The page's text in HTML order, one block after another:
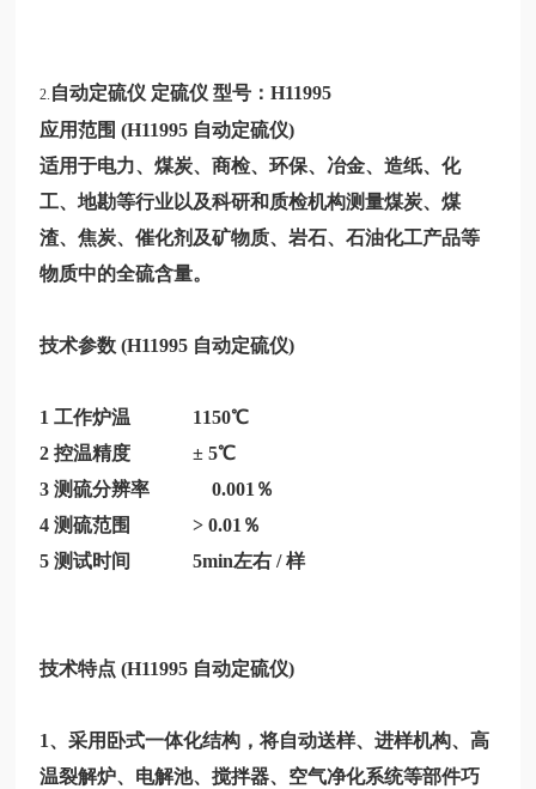
2. 自动定硫仪 定硫仪 型号：H11995
应用范围 (H11995 自动定硫仪)
适用于电力、煤炭、商检、环保、冶金、造纸、化
工、地勘等行业以及科研和质检机构测量煤炭、煤
渣、焦炭、催化剂及矿物质、岩石、石油化工产品等
物质中的全硫含量。
技术参数 (H11995 自动定硫仪)
1 工作炉温 1150℃
2 控温精度 ± 5℃
3 测硫分辨率 0.001％
4 测硫范围 > 0.01％
5 测试时间 5min左右 / 样
技术特点 (H11995 自动定硫仪)
1、采用卧式一体化结构，将自动送样、进样机构、高
温裂解炉、电解池、搅拌器、空气净化系统等部件巧